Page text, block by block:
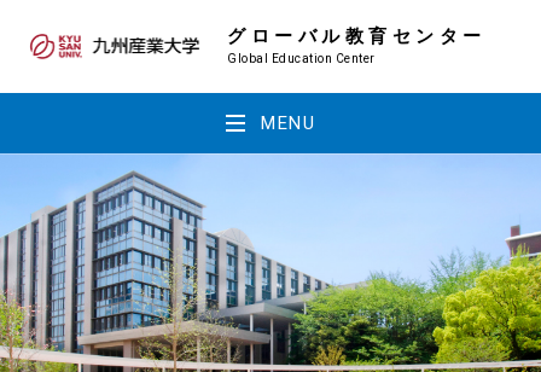
グローバル教育センター
Global Education Center
MENU